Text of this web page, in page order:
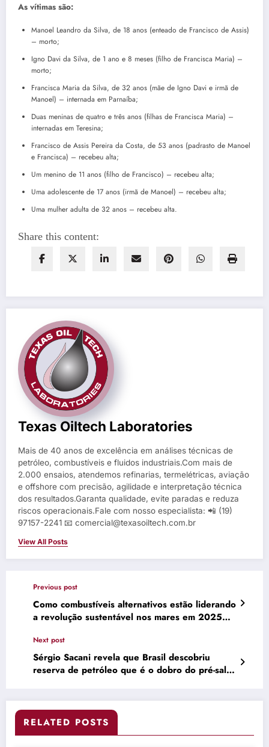
As vítimas são:
Manoel Leandro da Silva, de 18 anos (enteado de Francisco de Assis)
– morto;
Igno Davi da Silva, de 1 ano e 8 meses (filho de Francisca Maria) –
morto;
Francisca Maria da Silva, de 32 anos (mãe de Igno Davi e irmã de
Manoel) – internada em Parnaíba;
Duas meninas de quatro e três anos (filhas de Francisca Maria) –
internadas em Teresina;
Francisco de Assis Pereira da Costa, de 53 anos (padrasto de Manoel
e Francisca) – recebeu alta;
Um menino de 11 anos (filho de Francisco) – recebeu alta;
Uma adolescente de 17 anos (irmã de Manoel) – recebeu alta;
Uma mulher adulta de 32 anos – recebeu alta.
Share this content:
Texas Oiltech Laboratories
Mais de 40 anos de excelência em análises técnicas de
petróleo, combustíveis e fluidos industriais.Com mais de
2.000 ensaios, atendemos refinarias, termelétricas, aviação
e offshore com precisão, agilidade e interpretação técnica
dos resultados.Garanta qualidade, evite paradas e reduza
riscos operacionais.Fale com nosso especialista: 📲 (19)
97157-2241 📧 comercial@texasoiltech.com.br
View All Posts
Previous post
Como combustíveis alternativos estão liderando
a revolução sustentável nos mares em 2025
Next post
Sérgio Sacani revela que Brasil descobriu
reserva de petróleo que é o dobro do pré-sal e
RELATED POSTS